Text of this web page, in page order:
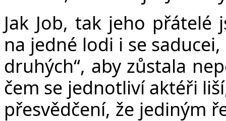
Jak Job, tak jeho
na jedné lodi i se
druhých“, aby zůstala
čem se jednotliví aktéři
přesvědčení, že jediným